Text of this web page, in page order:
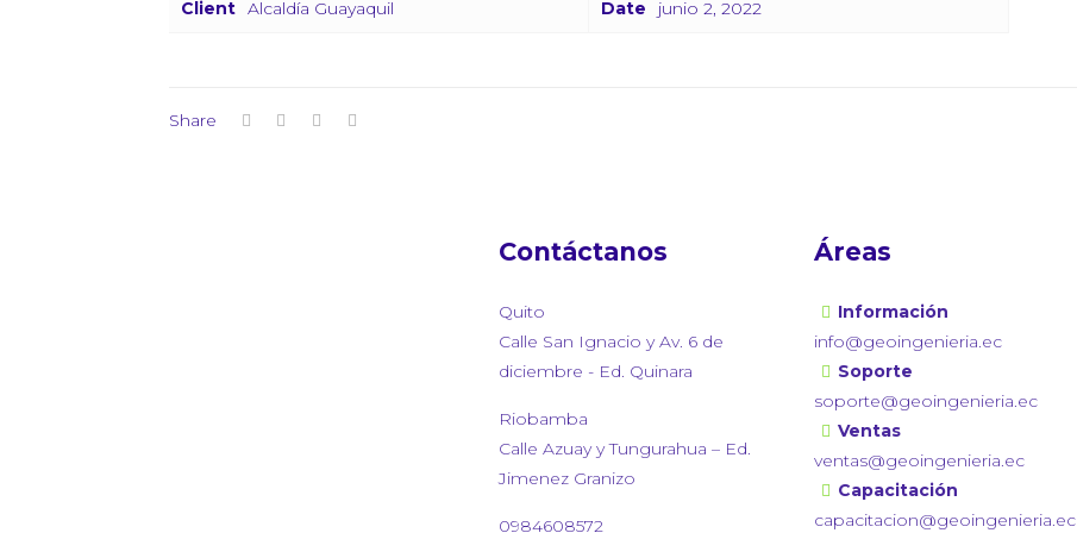
Client Alcaldía Guayaquil Date junio 2, 2022
Share
Contáctanos
Quito
Calle San Ignacio y Av. 6 de
diciembre - Ed. Quinara
Riobamba
Calle Azuay y Tungurahua – Ed.
Jimenez Granizo
0984608572
Áreas
Información
info@geoingenieria.ec
Soporte
soporte@geoingenieria.ec
Ventas
ventas@geoingenieria.ec
Capacitación
capacitacion@geoingenieria.ec